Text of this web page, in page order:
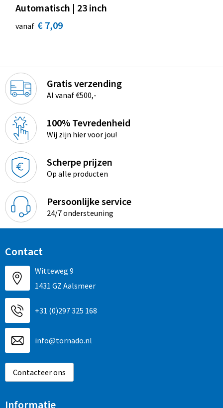
Automatisch | 23 inch
vanaf € 7,09
Gratis verzending
Al vanaf €500,-
100% Tevredenheid
Wij zijn hier voor jou!
Scherpe prijzen
Op alle producten
Persoonlijke service
24/7 ondersteuning
Contact
Witteweg 9
1431 GZ Aalsmeer
+31 (0)297 325 168
info@tornado.nl
Contacteer ons
Informatie